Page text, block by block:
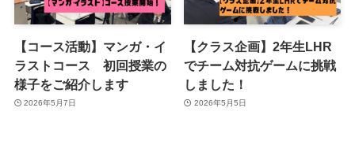
【コース活動】マンガ・イ
ラストコース 初回授業の
様子をご紹介します
2026年5月7日
【クラス企画】2年生LHR
でチーム対抗ゲームに挑戦
しました！
2026年5月5日